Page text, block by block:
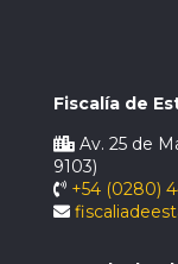
Fiscalía de
Av. 25 de
9103)
+54 (0280)